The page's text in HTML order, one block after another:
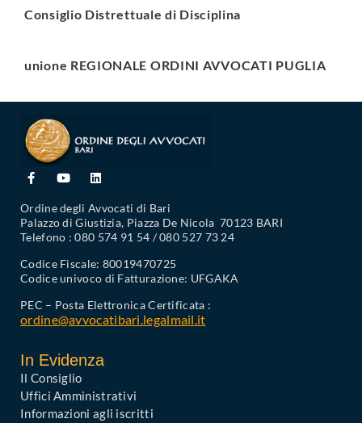
Consiglio Distrettuale di Disciplina
unione REGIONALE ORDINI AVVOCATI PUGLIA
Ordine degli Avvocati di Bari
Palazzo di Giustizia, Piazza De Nicola 70123 BARI
Telefono : 080 574 91 54 / 080 527 73 24
Codice Fiscale: 80019470725
Codice univoco di Fatturazione: UFGAKA
PEC – Posta Elettronica Certificata :
ordine@avvocatibari.legalmail.it
In Evidenza
Il Consiglio
Uffici Amministrativi
Informazioni agli iscritti